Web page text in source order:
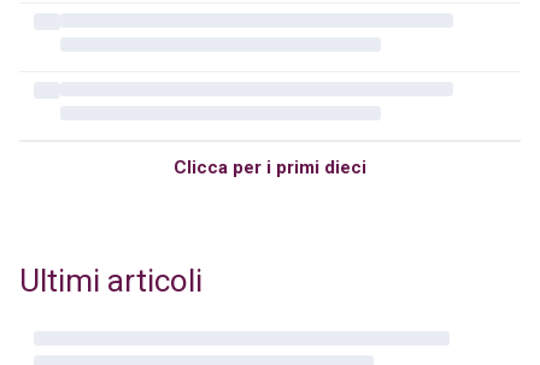
Clicca per i primi dieci
Ultimi articoli